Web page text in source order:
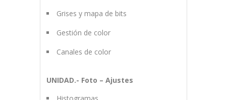
Grises y mapa de bits
Gestión de color
Canales de color
UNIDAD.- Foto – Ajustes